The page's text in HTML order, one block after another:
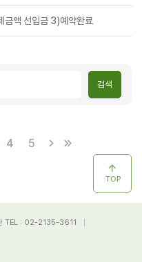
금액 선입금 3)예약완료
검색
4 5
TOP
TEL : 02-2135-3611